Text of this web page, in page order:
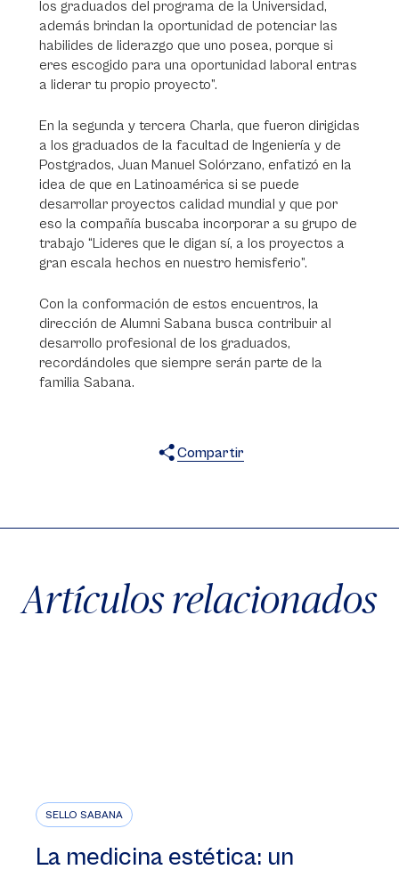
los graduados del programa de la Universidad,
además brindan la oportunidad de potenciar las
habilides de liderazgo que uno posea, porque si
eres escogido para una oportunidad laboral entras
a liderar tu propio proyecto”.
En la segunda y tercera Charla, que fueron dirigidas
a los graduados de la facultad de Ingeniería y de
Postgrados, Juan Manuel Solórzano, enfatizó en la
idea de que en Latinoamérica si se puede
desarrollar proyectos calidad mundial y que por
eso la compañía buscaba incorporar a su grupo de
trabajo “Lideres que le digan sí, a los proyectos a
gran escala hechos en nuestro hemisferio”.
Con la conformación de estos encuentros, la
dirección de Alumni Sabana busca contribuir al
desarrollo profesional de los graduados,
recordándoles que siempre serán parte de la
familia Sabana.
Compartir
Artículos relacionados
SELLO SABANA
La medicina estética: un